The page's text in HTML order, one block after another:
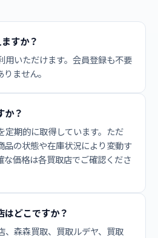
すか？
用いただけます。会員登録も不要
ません。
か？
定期的に取得しています。ただ
品の状態や在庫状況により変動す
な価格は各買取店でご確認くださ
はどこですか？
、森森買取、買取ルデヤ、買取